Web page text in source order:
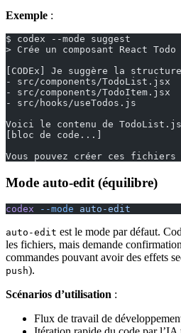
Exemple :
$ codex --mode suggest
> Crée un composant React Todo
[CODEx] Je suggère la
- src/components/TodoList.jsx
- src/components/TodoItem.jsx
- src/hooks/useTodos.js
Voici le contenu de
[bloc de code...]
Vous pouvez créer ces fichiers
Mode auto-edit (équilibre)
codex --mode auto-edit
auto-edit est le mode par défaut.
les fichiers, mais demande
commandes pouvant avoir des effets
push).
Scénarios d’utilisation :
Flux de travail de